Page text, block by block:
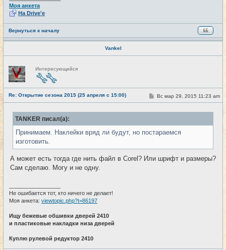
Моя анкета
На Drive'e
Вернуться к началу
Vankel
Н
е
в
с
е
т
и
Интересующийся
Re: Открытие сезона 2015 (25 апреля с 15:00) #22
С
о
б
е
н
Вс мар 29, 2015 11:23 am
TANKER писал(а):
Принимаем. Наклейки вряд ли будут, но постараемся
изготовить.
А может есть тогда где нить файл в Corel? Или шрифт и размеры?
Сам сделаю. Могу и не одну.
Не ошибается тот, кто ничего не делает!
Моя анкета: viewtopic.php?t=86197
Ищу бежевые обшивки дверей 2410
и пластиковые накладки низа дверей
Куплю рулевой редуктор 2410